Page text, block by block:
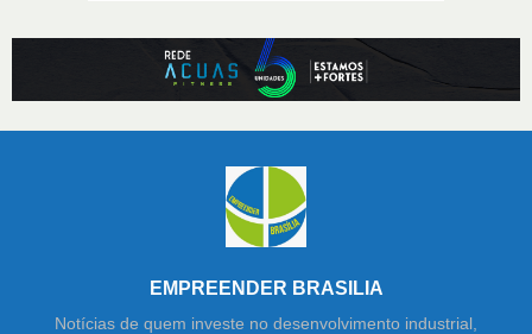
EMPREENDER BRASILIA
Notícias de quem investe no desenvolvimento industrial,